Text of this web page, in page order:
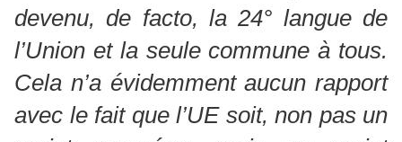
devenu, de facto, la 24° langue de
l’Union et la seule commune à tous.
Cela n’a évidemment aucun rapport
avec le fait que l’UE soit, non pas un